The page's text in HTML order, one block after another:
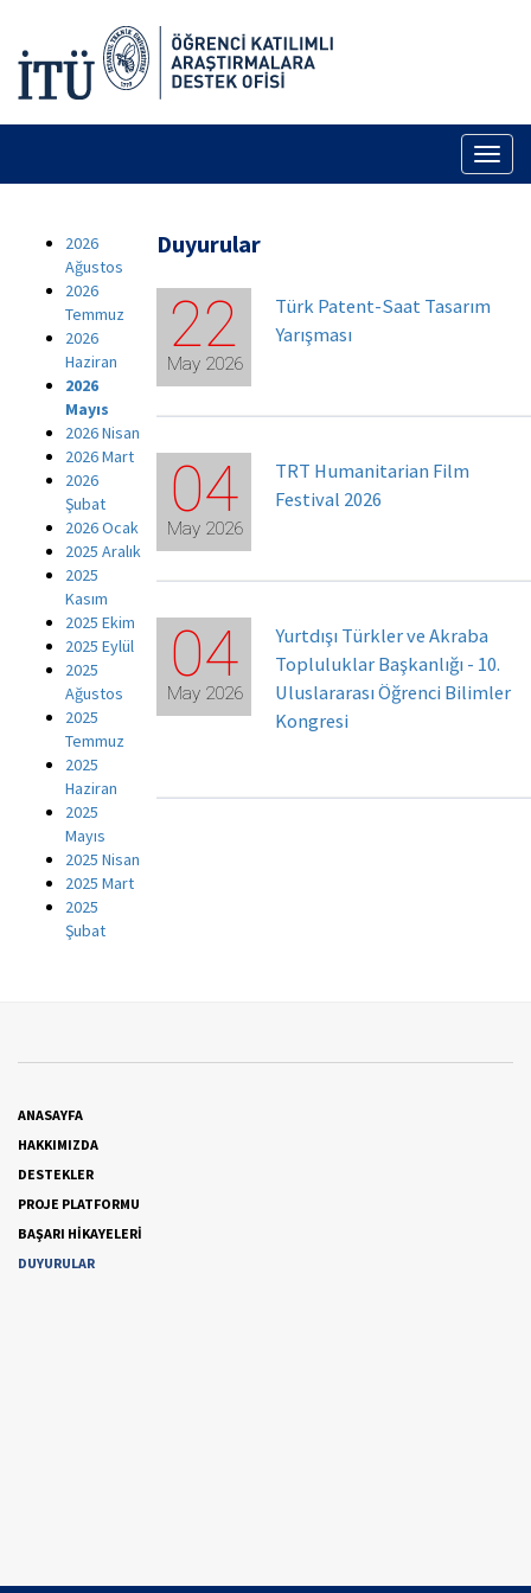
2026
Ağustos
2026
Temmuz
2026
Haziran
2026
Mayıs
2026 Nisan
2026 Mart
2026
Şubat
2026 Ocak
2025 Aralık
2025
Kasım
2025 Ekim
2025 Eylül
2025
Ağustos
2025
Temmuz
2025
Haziran
2025
Mayıs
2025 Nisan
2025 Mart
2025
Şubat
Duyurular
22
May 2026
Türk Patent-Saat Tasarım
Yarışması
04
May 2026
TRT Humanitarian Film
Festival 2026
04
May 2026
Yurtdışı Türkler ve Akraba
Topluluklar Başkanlığı - 10.
Uluslararası Öğrenci Bilimler
Kongresi
ANASAYFA
HAKKIMIZDA
DESTEKLER
PROJE PLATFORMU
BAŞARI HİKAYELERİ
DUYURULAR